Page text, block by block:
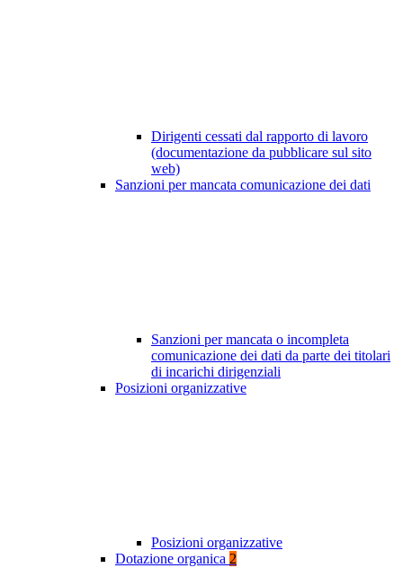
Dirigenti cessati dal rapporto di lavoro
(documentazione da pubblicare sul sito
web)
Sanzioni per mancata comunicazione dei dati
Sanzioni per mancata o incompleta
comunicazione dei dati da parte dei titolari
di incarichi dirigenziali
Posizioni organizzative
Posizioni organizzative
Dotazione organica 2